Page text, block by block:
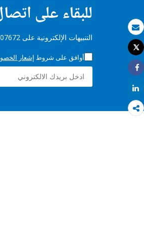
بريد الكتروني
طباعة
Tweet
Share
Share
للبقاء على
التنبيهات الإلكترونية على Project p007672
أوافق على شروط إشعار